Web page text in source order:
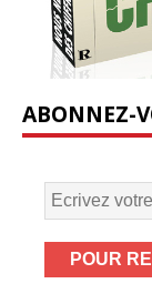
ABONNEZ-